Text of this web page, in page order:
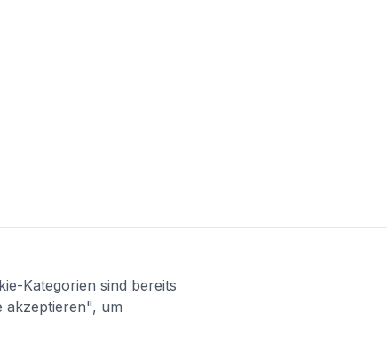
Kategorien sind bereits
akzeptieren", um